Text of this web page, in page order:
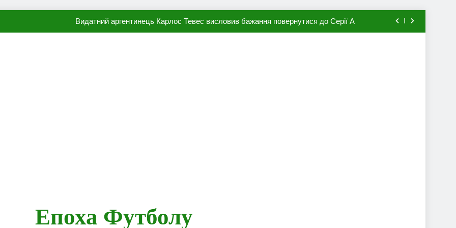
Видатний аргентинець Карлос Тевес висловив бажання повернутися до Серії А
Епоха Футболу